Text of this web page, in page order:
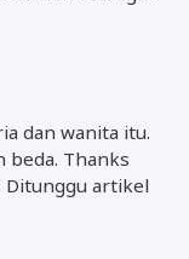
dan wanita itu.
beda. Thanks
Ditunggu artikel